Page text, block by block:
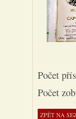
Počet
Počet